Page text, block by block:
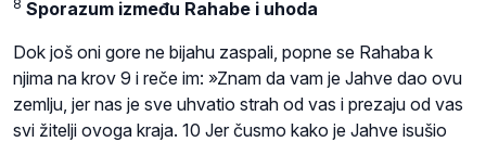
8 Sporazum između Rahabe i uhoda
Dok još oni gore ne bijahu zaspali, popne se Rahaba k
njima na krov 9 i reče im: »Znam da vam je Jahve dao ovu
zemlju, jer nas je sve uhvatio strah od vas i prezaju od vas
svi žitelji ovoga kraja. 10 Jer čusmo kako je Jahve isušio